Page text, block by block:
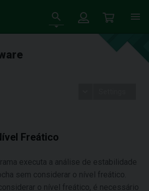
Freático
executa a análise de estabilidade
sem considerar o nível freático.
o nível freático, é necessário